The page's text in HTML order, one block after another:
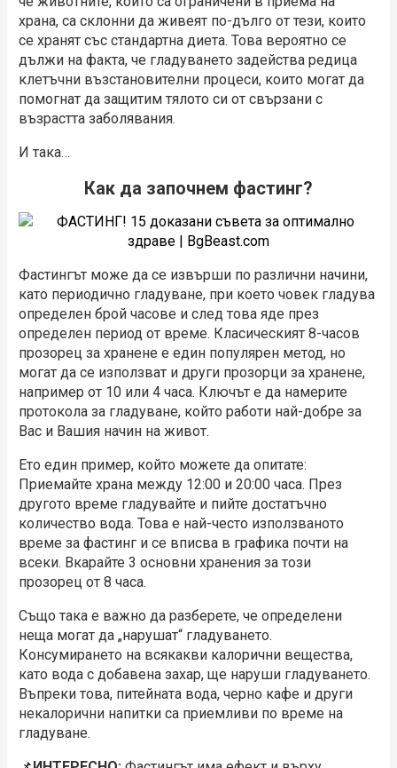
храна, са склонни да живеят по-дълго от тези, които
се хранят със стандартна диета. Това вероятно се
дължи на факта, че гладуването задейства редица
клетъчни възстановителни процеси, които могат да
помогнат да защитим тялото си от свързани с
възрастта заболявания.
И така…
Как да започнем фастинг?
Фастингът може да се извърши по различни начини,
като периодично гладуване, при което човек гладува
определен брой часове и след това яде през
определен период от време. Класическият 8-часов
прозорец за хранене е един популярен метод, но
могат да се използват и други прозорци за хранене,
например от 10 или 4 часа. Ключът е да намерите
протокола за гладуване, който работи най-добре за
Вас и Вашия начин на живот.
Ето един пример, който можете да опитате:
Приемайте храна между 12:00 и 20:00 часа. През
другото време гладувайте и пийте достатъчно
количество вода. Това е най-често използваното
време за фастинг и се вписва в графика почти на
всеки. Вкарайте 3 основни хранения за този
прозорец от 8 часа.
Също така е важно да разберете, че определени
неща могат да „нарушат“ гладуването.
Консумирането на всякакви калорични вещества,
като вода с добавена захар, ще наруши гладуването.
Въпреки това, питейната вода, черно кафе и други
некалорични напитки са приемливи по време на
гладуване.